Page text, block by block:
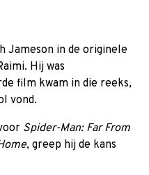
Jameson in de originele
Hij was
film kwam in die reeks,
vond.
Spider-Man: Far From
, greep hij de kans